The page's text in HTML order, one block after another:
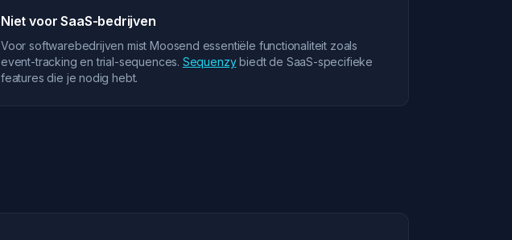
Niet voor SaaS-bedrijven
Voor softwarebedrijven mist Moosend essentiële functionaliteit zoals
event-tracking en trial-sequences. Sequenzybiedt de SaaS-specifieke
features die je nodig hebt.